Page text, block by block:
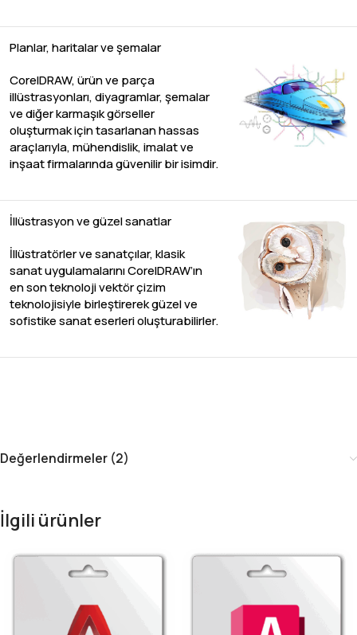
Planlar, haritalar ve şemalar
CorelDRAW, ürün ve parça
illüstrasyonları, diyagramlar, şemalar
ve diğer karmaşık görseller
oluşturmak için tasarlanan hassas
araçlarıyla, mühendislik, imalat ve
inşaat firmalarında güvenilir bir isimdir.
İllüstrasyon ve güzel sanatlar
İllüstratörler ve sanatçılar, klasik
sanat uygulamalarını CorelDRAW’ın
en son teknoloji vektör çizim
teknolojisiyle birleştirerek güzel ve
sofistike sanat eserleri oluşturabilirler.
Değerlendirmeler (2)
İlgili ürünler